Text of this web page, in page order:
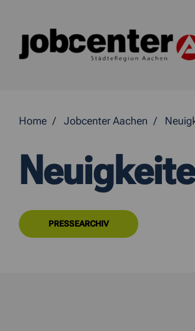
Home Jobcenter Aachen
PRESSEARCHIV